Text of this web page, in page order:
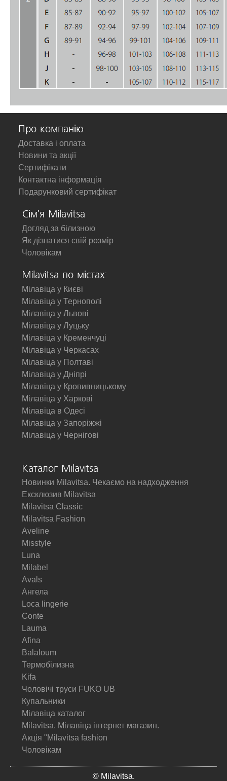
Про компанію
Доставка і оплата
Новини та акції
Сертифікати
Контактна інформація
Подарунковий сертифікат
Сім'я Milavitsa
Догляд за білизною
Як дізнатися свій розмір
Чоловікам
Milavitsa по містах:
Мілавіца у Києві
Мілавіца у Тернополі
Мілавіца у Львові
Мілавіца у Луцьку
Мілавіца у Кременчуці
Мілавіца у Черкасах
Мілавіца у Полтаві
Мілавіца у Дніпрі
Мілавіца у Кропивницькому
Мілавіца у Харкові
Мілавіца в Одесі
Мілавіца у Запоріжжі
Мілавіца у Чернігові
Каталог Milavitsa
Новинки Milavitsa. Чекаємо на надходження
Ексклюзив Milavitsa
Milavitsa Classic
Milavitsa Fashion
Aveline
Misstyle
Luna
Milabel
Avals
Ангела
Loca lingerie
Conte
Lauma
Afina
Balaloum
Термобілизна
Kifa
Чоловічі труси FUKO UB
Купальники
Мілавіца каталог
Milavitsa. Мілавіца інтернет магазин.
Акція "Milavitsa fashion
Чоловікам
© Milavitsa.